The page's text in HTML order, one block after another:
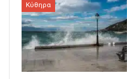
Κύθηρα